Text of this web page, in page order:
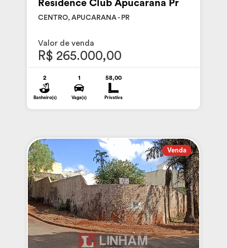
Residence Club Apucarana Pr
CENTRO, APUCARANA - PR
Valor de venda
R$ 265.000,00
2
Banheiro(s)
1
Vaga(s)
58,00
Privativa
Venda